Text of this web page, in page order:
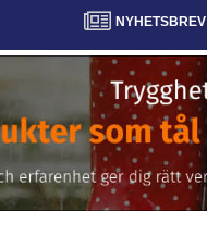
NYHETSBREV